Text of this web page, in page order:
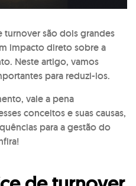
turnover são dois grandes
impacto direto sobre a
Neste artigo, vamos
para reduzi-los.
vale a pena
conceitos e suas causas,
para a gestão do